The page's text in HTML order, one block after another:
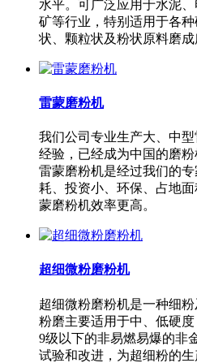
水平。可广泛应用于水泥
矿等行业，特别适用于各
状、颗粒状及粉状原料磨成
雷蒙磨粉机
我们公司专业生产大、中
经验，已经成为中国的磨
雷蒙磨粉机是经过我们的
耗、投资小、环保、占地
蒙磨粉机效率更高。
超细微粉磨粉机
超细微粉磨粉机是一种细
粉磨主要适用于中、低硬
9级以下的非易燃易爆的非
试验和改进，为超细粉的